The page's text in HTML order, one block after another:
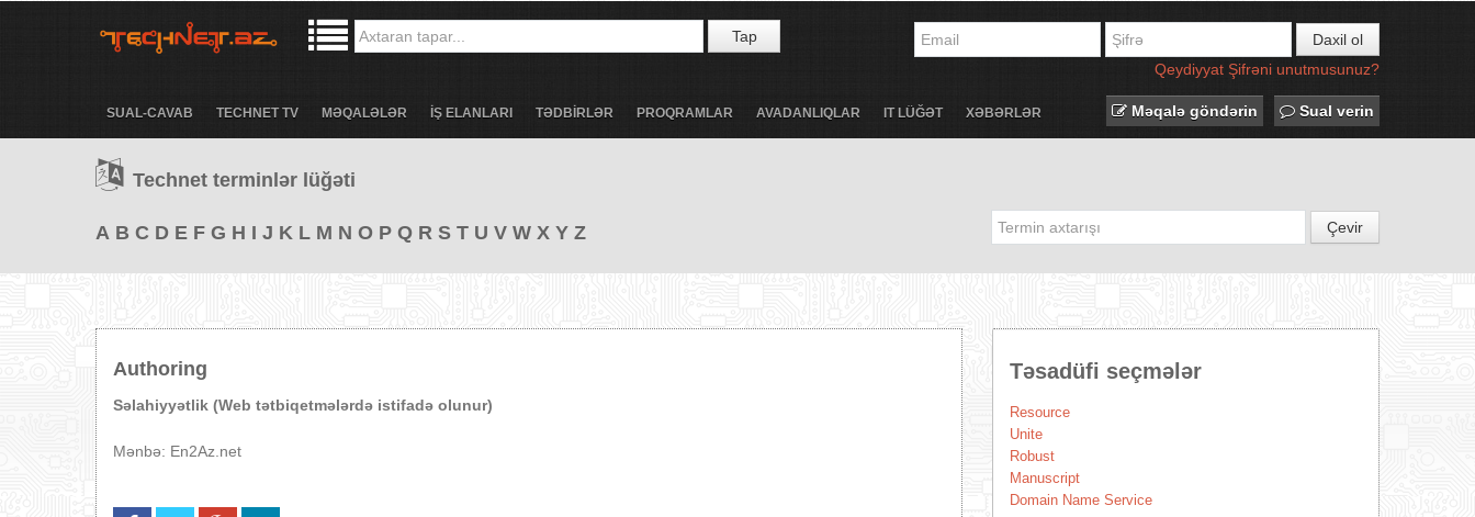
Tap
Daxil ol
Qeydiyyat Şifrəni unutmusunuz?
SUAL-CAVAB TECHNET TV MƏQALƏLƏR İŞ ELANLARI TƏDBİRLƏR PROQRAMLAR AVADANLIQLAR IT LÜĞƏT XƏBƏRLƏR Məqalə göndərin Sual verin
Technet terminlər lüğəti
A B C D E F G H I J K L M N O P Q R S T U V W X Y Z Çevir
Authoring
Səlahiyyətlik (Web tətbiqetmələrdə istifadə olunur)
Mənbə: En2Az.net
Təsadüfi seçmələr
Resource
Unite
Robust
Manuscript
Domain Name Service